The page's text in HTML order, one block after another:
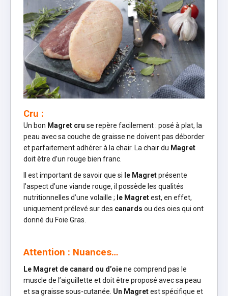
Cru :
Un bon Magret cru se repère facilement : posé à plat, la
peau avec sa couche de graisse ne doivent pas déborder
et parfaitement adhérer à la chair. La chair du Magret
doit être d’un rouge bien franc.
Il est important de savoir que si le Magretprésente
l’aspect d’une viande rouge, il possède les qualités
nutritionnelles d’une volaille ; le Magretest, en effet,
uniquement prélevé sur des canards ou des oies qui ont
donné du Foie Gras.
Attention : Nuances…
Le Magret de canard ou d’oiene comprend pas le
muscle de l’aiguillette et doit être proposé avec sa peau
et sa graisse sous-cutanée. Un Magretest spécifique et